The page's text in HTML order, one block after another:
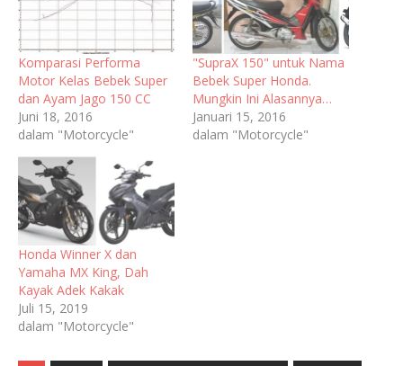
Komparasi Performa
Motor Kelas Bebek Super
dan Ayam Jago 150 CC
Juni 18, 2016
dalam "Motorcycle"
"SupraX 150" untuk Nama
Bebek Super Honda.
Mungkin Ini Alasannya…
Januari 15, 2016
dalam "Motorcycle"
Honda Winner X dan
Yamaha MX King, Dah
Kayak Adek Kakak
Juli 15, 2019
dalam "Motorcycle"